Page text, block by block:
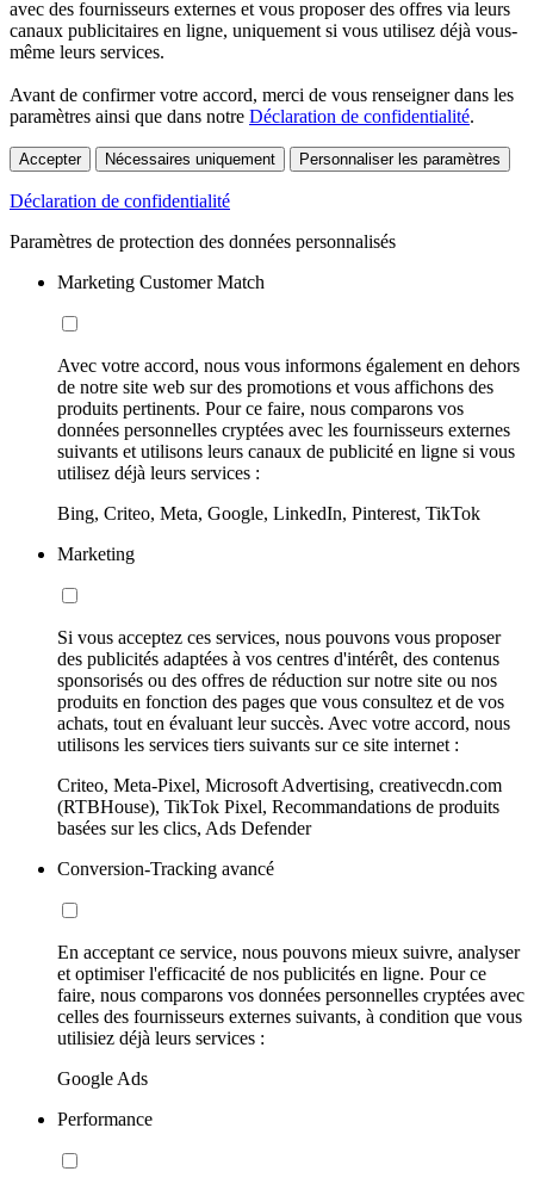
avec des fournisseurs externes et vous proposer des offres via leurs
canaux publicitaires en ligne, uniquement si vous utilisez déjà vous-
même leurs services.
Avant de confirmer votre accord, merci de vous renseigner dans les
paramètres ainsi que dans notre Déclaration de confidentialité.
Accepter Nécessaires uniquement Personnaliser les paramètres
Déclaration de confidentialité
Paramètres de protection des données personnalisés
Marketing Customer Match
Avec votre accord, nous vous informons également en dehors
de notre site web sur des promotions et vous affichons des
produits pertinents. Pour ce faire, nous comparons vos
données personnelles cryptées avec les fournisseurs externes
suivants et utilisons leurs canaux de publicité en ligne si vous
utilisez déjà leurs services :
Bing, Criteo, Meta, Google, LinkedIn, Pinterest, TikTok
Marketing
Si vous acceptez ces services, nous pouvons vous proposer
des publicités adaptées à vos centres d'intérêt, des contenus
sponsorisés ou des offres de réduction sur notre site ou nos
produits en fonction des pages que vous consultez et de vos
achats, tout en évaluant leur succès. Avec votre accord, nous
utilisons les services tiers suivants sur ce site internet :
Criteo, Meta-Pixel, Microsoft Advertising, creativecdn.com
(RTBHouse), TikTok Pixel, Recommandations de produits
basées sur les clics, Ads Defender
Conversion-Tracking avancé
En acceptant ce service, nous pouvons mieux suivre, analyser
et optimiser l'efficacité de nos publicités en ligne. Pour ce
faire, nous comparons vos données personnelles cryptées avec
celles des fournisseurs externes suivants, à condition que vous
utilisiez déjà leurs services :
Google Ads
Performance